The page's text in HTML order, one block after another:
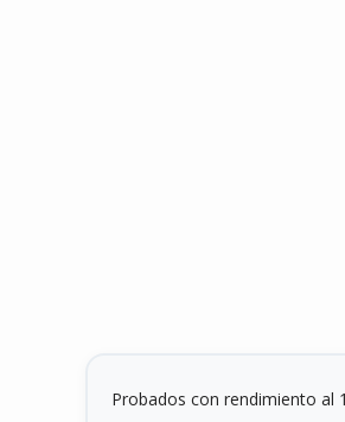
Probados con rendimiento al